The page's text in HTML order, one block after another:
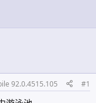
92.0.4515.105 #1